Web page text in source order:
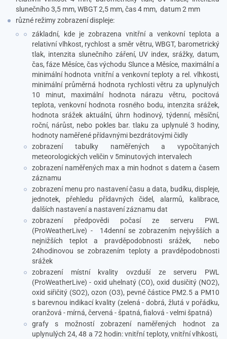
slunečního 3,5 mm, WBGT 2,5 mm, čas 4 mm, datum 2 mm
různé režimy zobrazení displeje:
základní, kde je zobrazena vnitřní a venkovní teplota a
relativní vlhkost, rychlost a směr větru, WBGT, barometrický
tlak, intenzita slunečního záření, UV index, srážky, datum,
čas, fáze Měsíce, čas východu Slunce a Měsíce, maximální a
minimální hodnota vnitřní a venkovní teploty a rel. vlhkosti,
minimální průměrná hodnota rychlosti větru za uplynulých
10 minut, maximální hodnota nárazu větru, pocitová
teplota, venkovní hodnota rosného bodu, intenzita srážek,
hodnota srážek aktuální, úhrn hodinový, týdenní, měsíční,
roční, nárůst, nebo pokles bar. tlaku za uplynulé 3 hodiny,
hodnoty naměřené přídavnými bezdrátovými čidly
zobrazení tabulky naměřených a vypočítaných
meteorologických veličin v 5minutových intervalech
zobrazení naměřených max a min hodnot s datem a časem
záznamu
zobrazení menu pro nastavení času a data, budíku, displeje,
jednotek, přehledu přídavných čidel, alarmů, kalibrace,
dalších nastavení a nastavení záznamu dat
zobrazení předpovědi počasí ze serveru PWL
(ProWeatherLive) -
14denní se zobrazením nejvyšších a
nejnižších teplot a pravděpodobnosti srážek,
nebo
24hodinovou se zobrazením teploty a pravděpodobnosti
srážek
zobrazení místní kvality ovzduší ze serveru PWL
(ProWeatherLive) - oxid uhelnatý (CO), oxid dusičitý (NO2),
oxid siřičitý (SO2), ozon (O3), pevné částice PM2.5 a PM10
s barevnou indikací kvality (zelená - dobrá, žlutá v pořádku,
oranžová - mírná, červená - špatná, fialová - velmi špatná)
grafy s možností zobrazení naměřených hodnot za
uplynulých 24, 48 a 72 hodin: vnitřní teploty, vnitřní vlhkosti,